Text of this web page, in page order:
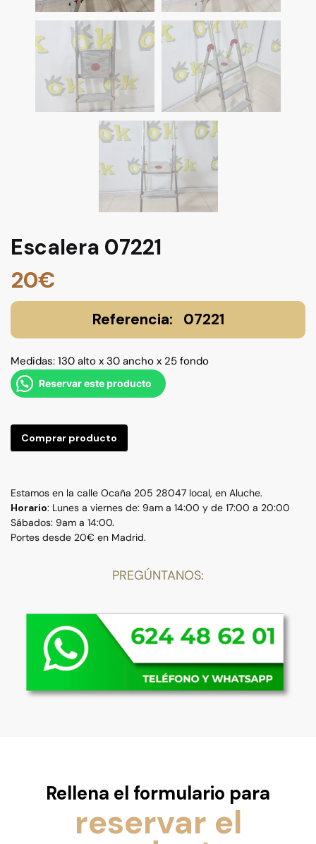
Escalera 07221
20€
07221
Medidas: 130 alto x 30 ancho x 25 fondo
Reservar este producto
Comprar producto
Estamos en la calle Ocaña 205 28047 local, en Aluche.
Horario: Lunes a viernes de: 9am a 14:00 y de 17:00 a 20:00
Sábados: 9am a 14:00.
Portes desde 20€ en Madrid.
PREGÚNTANOS:
Rellena el formulario para
reservar el